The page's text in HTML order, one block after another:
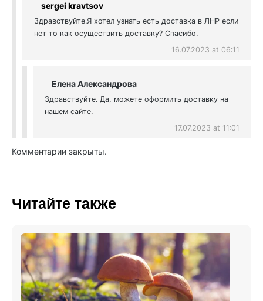
sergei kravtsov
Здравствуйте.Я хотел узнать есть доставка в ЛНР если
нет то как осуществить доставку? Спасибо.
16.07.2023 at 06:11
Елена Александрова
Здравствуйте. Да, можете оформить доставку на
нашем сайте.
17.07.2023 at 11:01
Комментарии закрыты.
Читайте также